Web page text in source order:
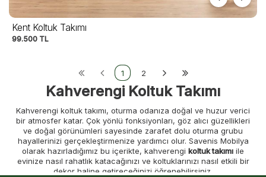
Kent Koltuk Takımı
99.500 TL
1 2
Kahverengi Koltuk Takımı
Kahverengi koltuk takımı, oturma odanıza doğal ve huzur verici
bir atmosfer katar. Çok yönlü fonksiyonları, göz alıcı güzellikleri
ve doğal görünümleri sayesinde zarafet dolu oturma grubu
hayallerinizi gerçekleştirmenize yardımcı olur. Savenis Mobilya
olarak hazırladığımız bu içerikte, kahverengi koltuk takımı ile
evinize nasıl rahatlık katacağınızı ve koltuklarınızı nasıl etkili bir
dekor haline getireceğinizi öğrenebilirsiniz.